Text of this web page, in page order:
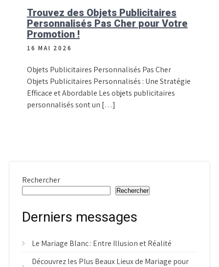
Trouvez des Objets Publicitaires
Personnalisés Pas Cher pour Votre
Promotion !
16 MAI 2026
Objets Publicitaires Personnalisés Pas Cher
Objets Publicitaires Personnalisés : Une Stratégie
Efficace et Abordable Les objets publicitaires
personnalisés sont un […]
Rechercher
Rechercher
Derniers messages
Le Mariage Blanc : Entre Illusion et Réalité
Découvrez les Plus Beaux Lieux de Mariage pour